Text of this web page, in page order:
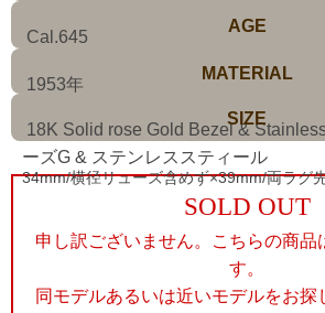
Cal.645
AGE
1953年
MATERIAL
18K Solid rose Gold Bezel &
ーズG & ステンレススティール
SIZE
34mm/横径リューズ含めず×39mm/両ラグ
SOLD OUT
申し訳ございません。こちらの商品
す。
同モデルあるいは近いモデルをお探